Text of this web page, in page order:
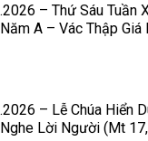
– Thứ Sáu Tuần
A – Vác Thập
– Lễ Chúa Hiển
Lời Người (Mt